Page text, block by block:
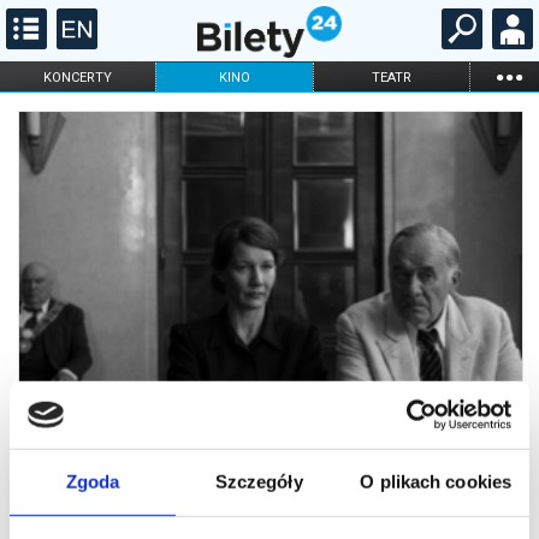
Zgoda Szczegóły O plikach cookies
KONCERTY KINO TEATR ...
FILHARMONIA OPERA I BALET
DLA DZIECI